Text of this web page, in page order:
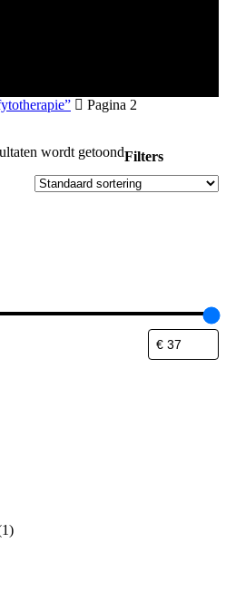
Pagina 2
wordt getoondFilters
1)